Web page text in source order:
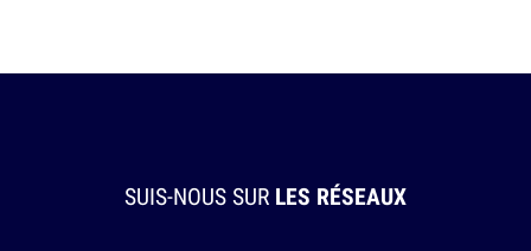
SUIS-NOUS SUR LES RÉSEAUX